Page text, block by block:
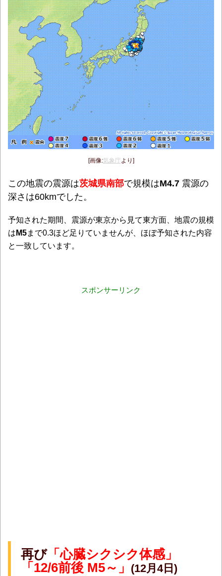
[画像:気象庁より]
この地震の震源は茨城県南部で規模はM4.7 震源の
深さは60kmでした。
予知された期間、震源が東京から見て東方面、地震の規模
は M5まで0.3ほど足りていませんが、ほぼ予知された内容
と一致しています。
スポンサーリンク
再び「心臓シクシク体感」
「12/6前後 M5～」 (12月4日)